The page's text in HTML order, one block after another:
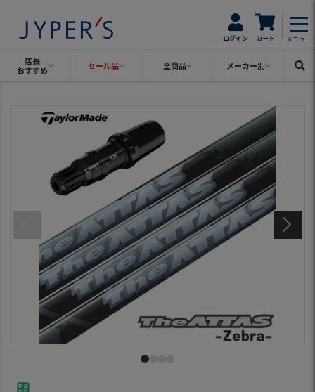
ログイン カート メニュー
店長
おすすめ
セール品 全商品 メーカー別